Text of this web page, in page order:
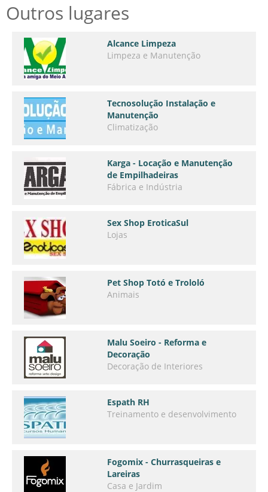
Outros lugares
Alcance Limpeza
Limpeza e Manutenção
Tecnosolução Instalação e
Manutenção
Climatização
Karga - Locação e Manutenção
de Empilhadeiras
Fábrica e Indústria
Sex Shop EroticaSul
Lojas
Pet Shop Totó e Trololó
Animais
Malu Soeiro - Reforma e
Decoração
Decoração de Interiores
Espath RH
Treinamento e desenvolvimento
Fogomix - Churrasqueiras e
Lareiras
Casa e Jardim